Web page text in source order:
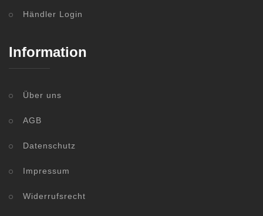
Händler Login
Information
Über uns
AGB
Datenschutz
Impressum
Widerrufsrecht